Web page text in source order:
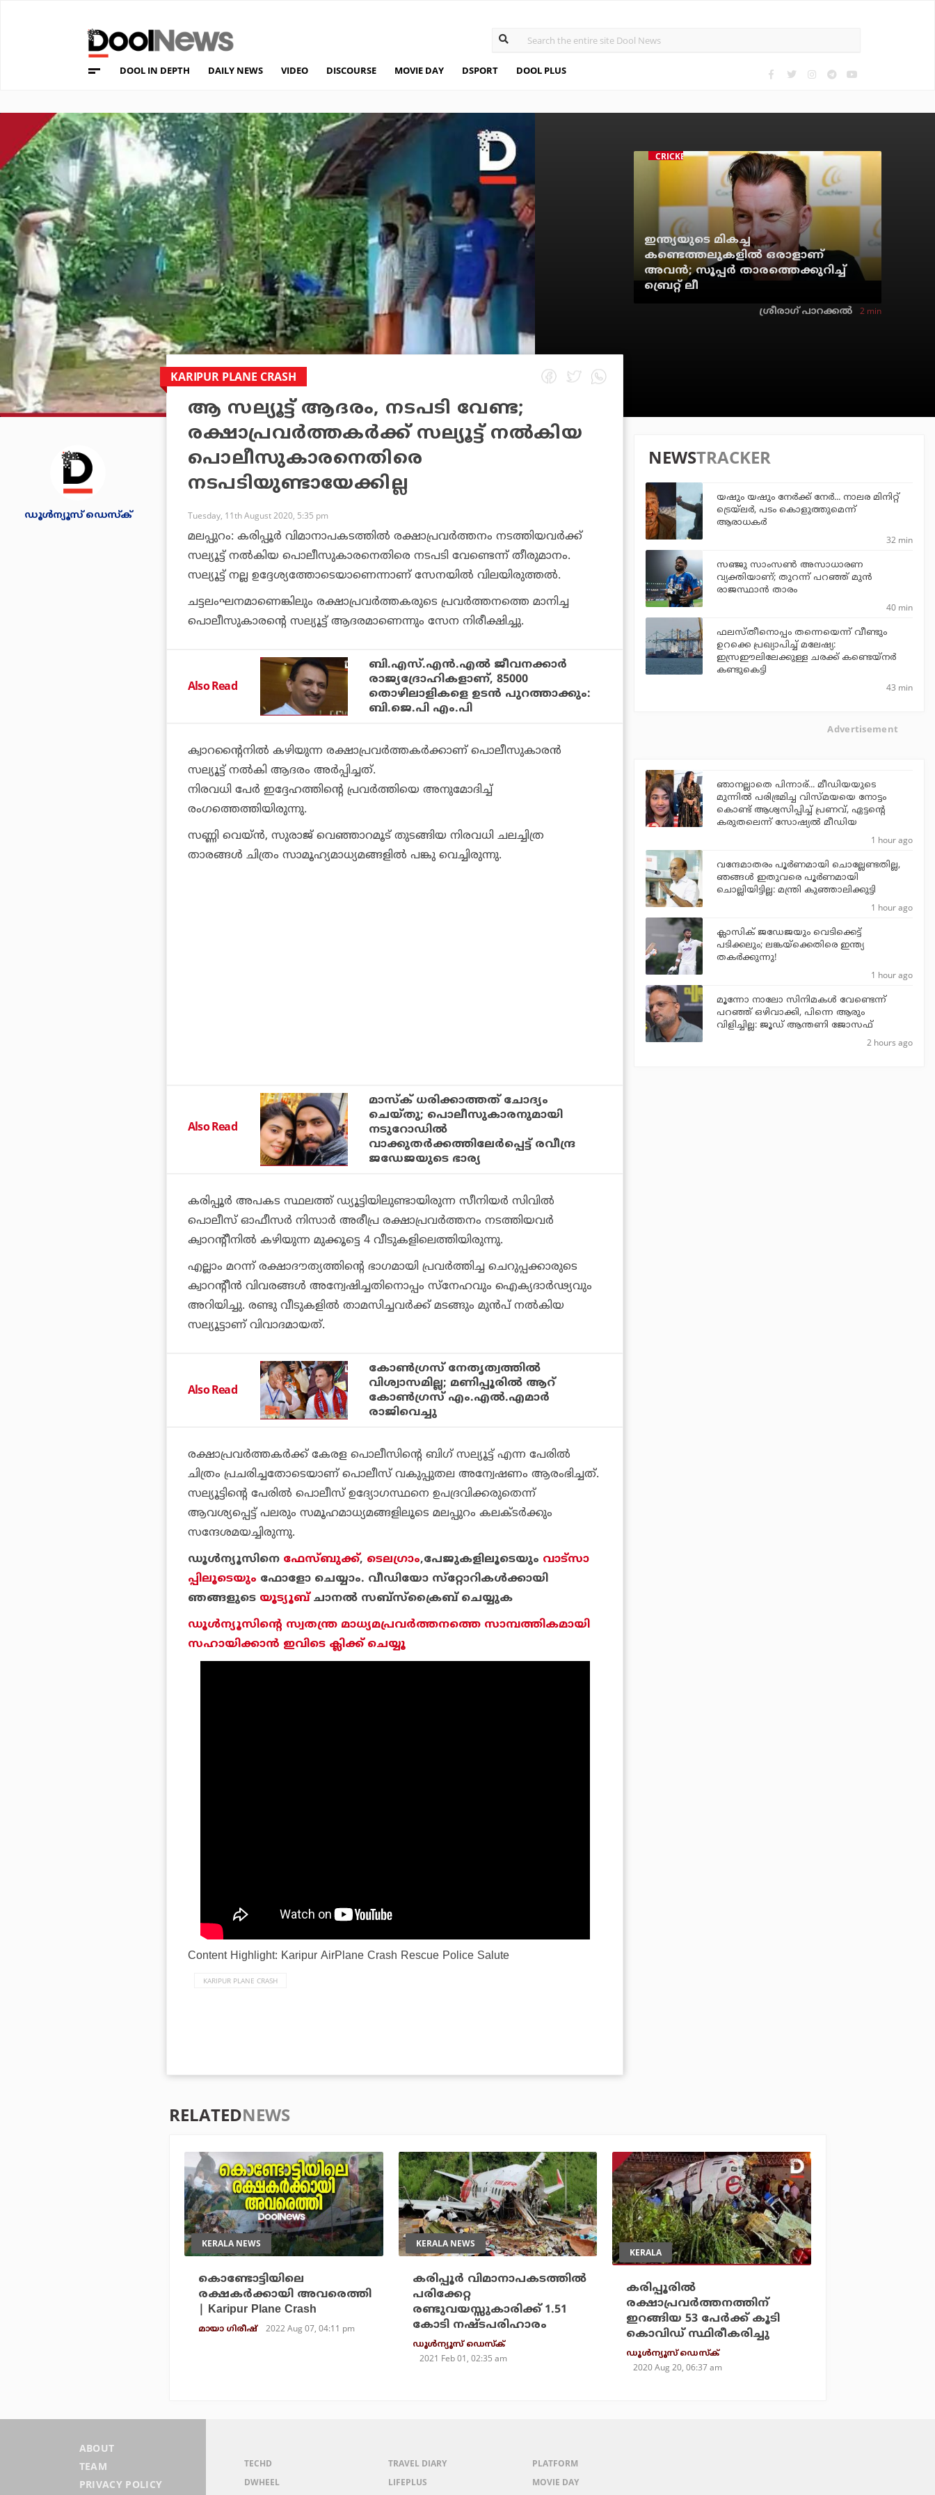
DOOL IN DEPTH DAILY NEWS VIDEO DISCOURSE MOVIE DAY DSPORT DOOL PLUS
CRICKET
ഇന്ത്യയുടെ മികച്ച
കണ്ടെത്തലുകളില്‍ ഒരാളാണ്
അവന്‍; സൂപ്പര്‍ താരത്തെക്കുറിച്ച്
ബ്രെറ്റ് ലീ
ശ്രീരാഗ് പാറക്കല്‍ 2 min
ഡൂള്‍ന്യൂസ് ഡെസ്‌ക്
KARIPUR PLANE CRASH
ആ സല്യൂട്ട് ആദരം, നടപടി വേണ്ട;
രക്ഷാപ്രവര്‍ത്തകര്‍ക്ക് സല്യൂട്ട് നല്‍കിയ
പൊലീസുകാരനെതിരെ
നടപടിയുണ്ടായേക്കില്ല
Tuesday, 11th August 2020, 5:35 pm
മലപ്പുറം: കരിപ്പൂര്‍ വിമാനാപകടത്തില്‍ രക്ഷാപ്രവര്‍ത്തനം നടത്തിയവര്‍ക്ക്
സല്യൂട്ട് നല്‍കിയ പൊലീസുകാരനെതിരെ നടപടി വേണ്ടെന്ന് തീരുമാനം.
സല്യൂട്ട് നല്ല ഉദ്ദേശ്യത്തോടെയാണെന്നാണ് സേനയില്‍ വിലയിരുത്തല്‍.
ചട്ടലംഘനമാണെങ്കിലും രക്ഷാപ്രവര്‍ത്തകരുടെ പ്രവര്‍ത്തനത്തെ മാനിച്ച
പൊലീസുകാരന്റെ സല്യൂട്ട് ആദരമാണെന്നും സേന നിരീക്ഷിച്ചു.
Also Read
ബി.എസ്.എന്‍.എല്‍ ജീവനക്കാര്‍
രാജ്യദ്രോഹികളാണ്, 85000
തൊഴിലാളികളെ ഉടന്‍ പുറത്താക്കും:
ബി.ജെ.പി എം.പി
ക്വാറന്റൈനില്‍ കഴിയുന്ന രക്ഷാപ്രവര്‍ത്തകര്‍ക്കാണ് പൊലീസുകാരന്‍
സല്യൂട്ട് നല്‍കി ആദരം അര്‍പ്പിച്ചത്.
നിരവധി പേര്‍ ഇദ്ദേഹത്തിന്റെ പ്രവര്‍ത്തിയെ അനുമോദിച്ച്
രംഗത്തെത്തിയിരുന്നു.
സണ്ണി വെയ്ന്‍, സുരാജ് വെഞ്ഞാറമൂട് തുടങ്ങിയ നിരവധി ചലച്ചിത്ര
താരങ്ങള്‍ ചിത്രം സാമൂഹ്യമാധ്യമങ്ങളില്‍ പങ്കു വെച്ചിരുന്നു.
Also Read
മാസ്‌ക് ധരിക്കാത്തത് ചോദ്യം
ചെയ്തു; പൊലീസുകാരനുമായി
നടുറോഡില്‍
വാക്കുതര്‍ക്കത്തിലേര്‍പ്പെട്ട് രവീന്ദ്ര
ജഡേജയുടെ ഭാര്യ
കരിപ്പൂര്‍ അപകട സ്ഥലത്ത് ഡ്യൂട്ടിയിലുണ്ടായിരുന്ന സീനിയര്‍ സിവില്‍
പൊലീസ് ഓഫീസര്‍ നിസാര്‍ അരീപ്ര രക്ഷാപ്രവര്‍ത്തനം നടത്തിയവര്‍
ക്വാറന്റീനില്‍ കഴിയുന്ന മുക്കൂട്ടെ 4 വീടുകളിലെത്തിയിരുന്നു.
എല്ലാം മറന്ന് രക്ഷാദൗത്യത്തിന്റെ ഭാഗമായി പ്രവര്‍ത്തിച്ച ചെറുപ്പക്കാരുടെ
ക്വാറന്റീന്‍ വിവരങ്ങള്‍ അന്വേഷിച്ചതിനൊപ്പം സ്‌നേഹവും ഐക്യദാര്‍ഢ്യവും
അറിയിച്ചു. രണ്ടു വീടുകളില്‍ താമസിച്ചവര്‍ക്ക് മടങ്ങും മുന്‍പ് നല്‍കിയ
സല്യൂട്ടാണ് വിവാദമായത്.
Also Read
കോണ്‍ഗ്രസ് നേതൃത്വത്തില്‍
വിശ്വാസമില്ല; മണിപ്പൂരില്‍ ആറ്
കോണ്‍ഗ്രസ് എം.എല്‍.എമാര്‍
രാജിവെച്ചു
രക്ഷാപ്രവര്‍ത്തകര്‍ക്ക് കേരള പൊലീസിന്റെ ബിഗ് സല്യൂട്ട് എന്ന പേരില്‍
ചിത്രം പ്രചരിച്ചതോടെയാണ് പൊലീസ് വകുപ്പുതല അന്വേഷണം ആരംഭിച്ചത്.
സല്യൂട്ടിന്റെ പേരില്‍ പൊലീസ് ഉദ്യോഗസ്ഥനെ ഉപദ്രവിക്കരുതെന്ന്
ആവശ്യപ്പെട്ട് പലരും സമൂഹമാധ്യമങ്ങളിലൂടെ മലപ്പുറം കലക്ടര്‍ക്കും
സന്ദേശമയച്ചിരുന്നു.
ഡൂള്‍ന്യൂസിനെ ഫേസ്ബുക്ക്, ടെലഗ്രാം,പേജുകളിലൂടെയും വാട്സാ
പ്പിലൂടെയും ഫോളോ ചെയ്യാം. വീഡിയോ സ്‌റ്റോറികള്‍ക്കായി
ഞങ്ങളുടെ യൂട്യൂബ്ചാനല്‍ സബ്‌സ്‌ക്രൈബ് ചെയ്യുക
ഡൂള്‍ന്യൂസിന്റെ സ്വതന്ത്ര മാധ്യമപ്രവര്‍ത്തനത്തെ സാമ്പത്തികമായി
സഹായിക്കാന്‍ ഇവിടെ ക്ലിക്ക് ചെയ്യൂ
Content Highlight: Karipur AirPlane Crash Rescue Police Salute
KARIPUR PLANE CRASH
NEWSTRACKER
യഷും യഷും നേര്‍ക്ക് നേര്‍... നാലര മിനിറ്റ്
ട്രെയ്‌ലര്‍, പടം കൊളുത്തുമെന്ന്
ആരാധകര്‍
32 min
സഞ്ജു സാംസണ്‍ അസാധാരണ
വ്യക്തിയാണ്; തുറന്ന് പറഞ്ഞ് മുന്‍
രാജസ്ഥാന്‍ താരം
40 min
ഫലസ്തീനൊപ്പം തന്നെയെന്ന് വീണ്ടും
ഉറക്കെ പ്രഖ്യാപിച്ച് മലേഷ്യ:
ഇസ്രഈലിലേക്കുള്ള ചരക്ക് കണ്ടെയ്‌നര്‍
കണ്ടുകെട്ടി
43 min
Advertisement
ഞാനല്ലാതെ പിന്നാര്... മീഡിയയുടെ
മുന്നില്‍ പരിഭ്രമിച്ച വിസ്മയയെ നോട്ടം
കൊണ്ട് ആശ്വസിപ്പിച്ച് പ്രണവ്, ഏട്ടന്റെ
കരുതലെന്ന് സോഷ്യല്‍ മീഡിയ
1 hour ago
വന്ദേമാതരം പൂര്‍ണമായി ചൊല്ലേണ്ടതില്ല,
ഞങ്ങള്‍ ഇതുവരെ പൂര്‍ണമായി
ചൊല്ലിയിട്ടില്ല: മന്ത്രി കുഞ്ഞാലിക്കുട്ടി
1 hour ago
ക്ലാസിക് ജഡേജയും വെടിക്കെട്ട്
പടിക്കലും; ലങ്കയ്‌ക്കെതിരെ ഇന്ത്യ
തകര്‍ക്കുന്നു!
1 hour ago
മൂന്നോ നാലോ സിനിമകൾ വേണ്ടെന്ന്
പറഞ്ഞ് ഒഴിവാക്കി, പിന്നെ ആരും
വിളിച്ചില്ല: ജൂഡ് ആന്തണി ജോസഫ്
2 hours ago
RELATEDNEWS
KERALA NEWS
കൊണ്ടോട്ടിയിലെ
രക്ഷകര്‍ക്കായി അവരെത്തി
| Karipur Plane Crash
മായാ ഗിരീഷ് 2022 Aug 07, 04:11 pm
KERALA NEWS
കരിപ്പൂര്‍ വിമാനാപകടത്തില്‍
പരിക്കേറ്റ
രണ്ടുവയസ്സുകാരിക്ക് 1.51
കോടി നഷ്ടപരിഹാരം
ഡൂള്‍ന്യൂസ് ഡെസ്‌ക്
2021 Feb 01, 02:35 am
KERALA
കരിപ്പൂരില്‍
രക്ഷാപ്രവര്‍ത്തനത്തിന്
ഇറങ്ങിയ 53 പേര്‍ക്ക് കൂടി
കൊവിഡ് സ്ഥിരീകരിച്ചു
ഡൂള്‍ന്യൂസ് ഡെസ്‌ക്
2020 Aug 20, 06:37 am
ABOUT
TEAM
PRIVACY POLICY
TECHD
DWHEEL
TRAVEL DIARY
LIFEPLUS
PLATFORM
MOVIE DAY